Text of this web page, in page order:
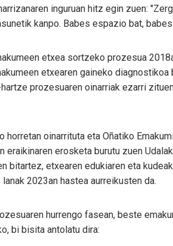
inguruan hitz egin zuen:
kanpo. Babes espazio bat,
etxea sortzeko prozesua
etxearen gaineko
prozesuaren oinarriak ezarri
horretan oinarrituta eta Oñatiko
eraikinaren erosketa burutu zuen
bitartez, etxearen edukiaren eta
2023an hastea aurreikusten da.
hurrengo fasean, beste
bi bisita antolatu dira: